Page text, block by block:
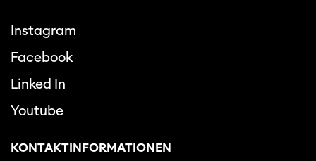
Instagram
Facebook
Linked In
Youtube
KONTAKTINFORMATIONEN